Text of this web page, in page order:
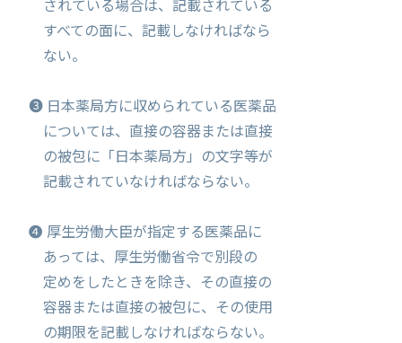
すべての面に、記載しなければなら
ない。
❸ 日本薬局方に収められている医薬品
については、直接の容器または直接
の被包に「日本薬局方」の文字等が
記載されていなければならない。
❹ 厚生労働大臣が指定する医薬品に
あっては、厚生労働省令で別段の
定めをしたときを除き、その直接の
容器または直接の被包に、その使用
の期限を記載しなければならない。